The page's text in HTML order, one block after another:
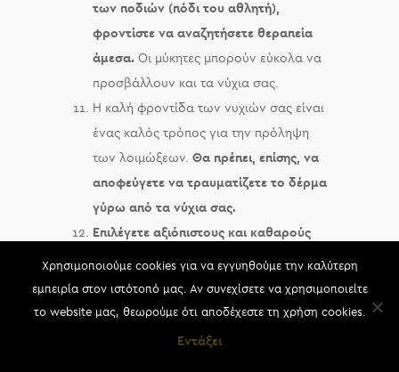
των ποδιών (πόδι του αθλητή),
φροντίστε να αναζητήσετε θεραπεία
άμεσα. Οι μύκητες μπορούν εύκολα να
προσβάλλουν και τα νύχια σας.
Η καλή φροντίδα των νυχιών σας είναι
ένας καλός τρόπος για την πρόληψη
των λοιμώξεων. Θα πρέπει, επίσης, να
αποφεύγετε να τραυματίζετε το δέρμα
γύρω από τα νύχια σας.
Επιλέγετε αξιόπιστους και καθαρούς
χώρους περιποίησης
για τα νύχια σας.
ΑΝΑΛΥΤΙΚΕΣ ΠΛΗΡΟΦΟΡΙΕΣ ΓΙΑ
ΤΟΥΣ ΜΥΚΗΤΕΣ ΣΤΑ ΝΥΧΙΑ
Χρησιμοποιούμε cookies για να εγγυηθούμε την καλύτερη
εμπειρία στον ιστότοπό μας. Αν συνεχίσετε να χρησιμοποιείτε
το website μας, θεωρούμε ότι αποδέχεστε τη χρήση cookies.
Εντάξει